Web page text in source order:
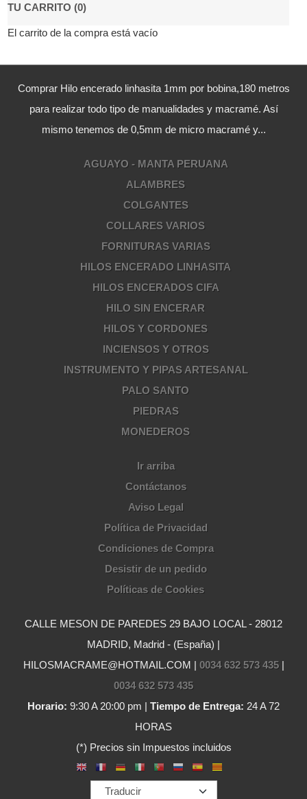
TU CARRITO (0)
El carrito de la compra está vacío
Comprar Hilo encerado linhasita 1mm por bobina,180 metros
para realizar todo tipo de manualidades y macramé. Así
mismo tenemos de 0,5mm de micro macramé y...
AGUAYO - MANTA PERUANA
ALAMBRES
COLGANTES
COLLARES VARIOS
FORNITURAS VARIAS
HILOS ENCERADO LINHASITA
HILOS ENCERADOS CIFA
HILO SIN ENCERAR
HILOS Y CORDONES
INCIENSOS Y OTROS
INSTRUMENTO Y PIPAS ARTESANAL
PALO SANTO
PIEDRAS
MONEDEROS
Ir arriba
Contáctanos
Aviso Legal
Política de Privacidad
Condiciones de Compra
Desistir de un pedido
Políticas de Cookies
CALLE MESON DE PAREDES 29 BAJO LOCAL - 28012
MADRID, Madrid - (España) |
HILOSMACRAME@HOTMAIL.COM | 0034 632 573 435|
0034 632 573 435
Horario: 9:30 A 20:00 pm | Tiempo de Entrega: 24 A 72
HORAS
(*) Precios sin Impuestos incluidos